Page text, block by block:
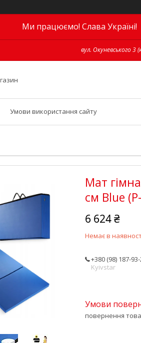
Ми працюємо! Слава Україні!
вул. Окуневського 3
Умови використання сайту
Мат
см Blue
6 624 ₴
Немає в
+380 (98) 187-
Kyivstar
повернення